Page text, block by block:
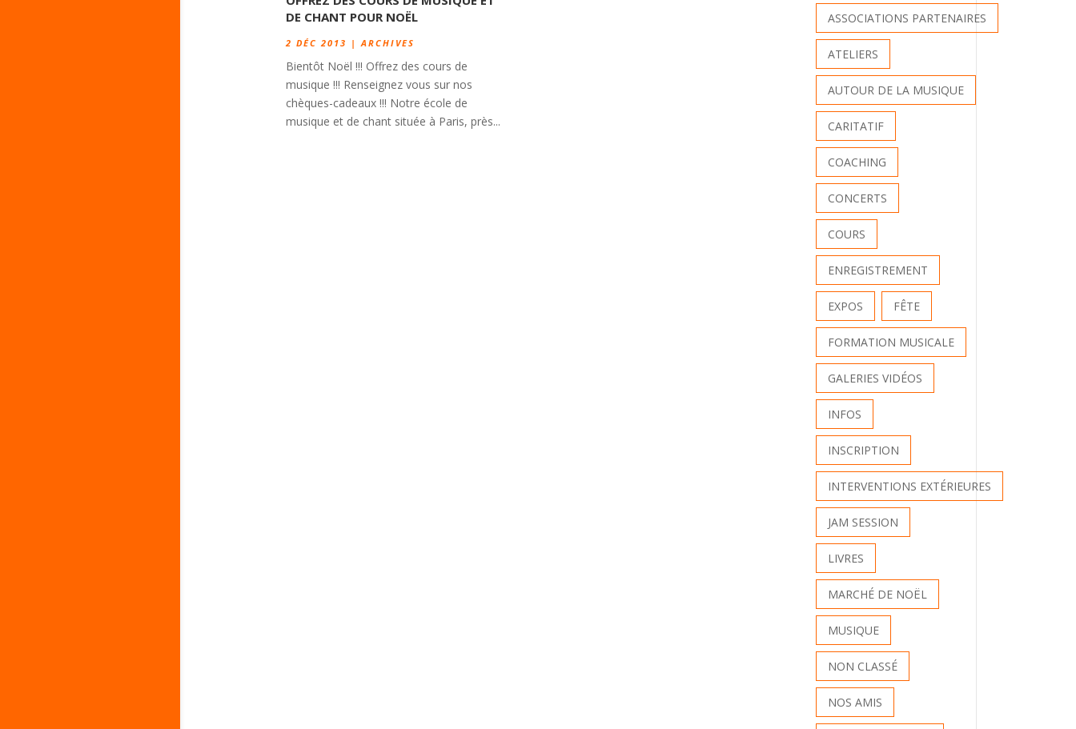
DE CHANT POUR NOËL
2 DÉC 2013 |ARCHIVES
Bientôt Noël !!! Offrez des cours de
musique !!! Renseignez vous sur nos
chèques-cadeaux !!! Notre école de
musique et de chant située à Paris, près...
ASSOCIATIONS PARTENAIRES
ATELIERS
AUTOUR DE LA MUSIQUE
CARITATIF
COACHING
CONCERTS
COURS
ENREGISTREMENT
EXPOS FÊTE
FORMATION MUSICALE
GALERIES VIDÉOS
INFOS
INSCRIPTION
INTERVENTIONS EXTÉRIEURES
JAM SESSION
LIVRES
MARCHÉ DE NOËL
MUSIQUE
NON CLASSÉ
NOS AMIS